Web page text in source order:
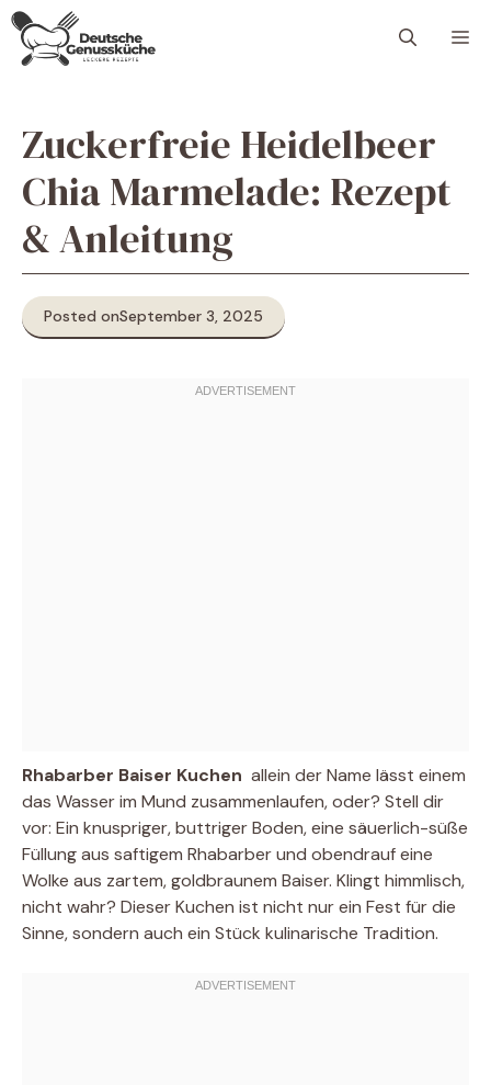
Skip
content
Zuckerfreie Heidelbeer
Chia Marmelade: Rezept
& Anleitung
Posted onSeptember 3, 2025
Rhabarber Baiser Kuchen  allein der Name lässt einem
das Wasser im Mund zusammenlaufen, oder? Stell dir
vor: Ein knuspriger, buttriger Boden, eine säuerlich-süße
Füllung aus saftigem Rhabarber und obendrauf eine
Wolke aus zartem, goldbraunem Baiser. Klingt himmlisch,
nicht wahr? Dieser Kuchen ist nicht nur ein Fest für die
Sinne, sondern auch ein Stück kulinarische Tradition.